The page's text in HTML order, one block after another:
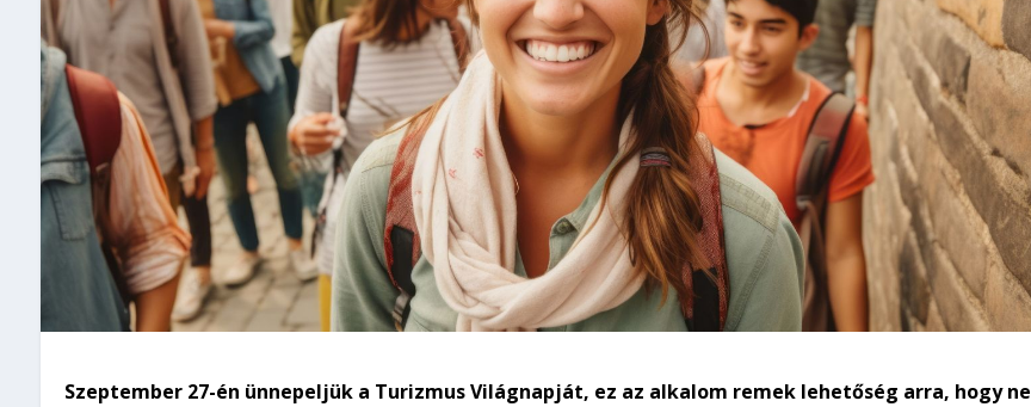
Szeptember 27-én ünnepeljük a Turizmus Világnapját, ez az alkalom remek lehetőség arra, hogy ne